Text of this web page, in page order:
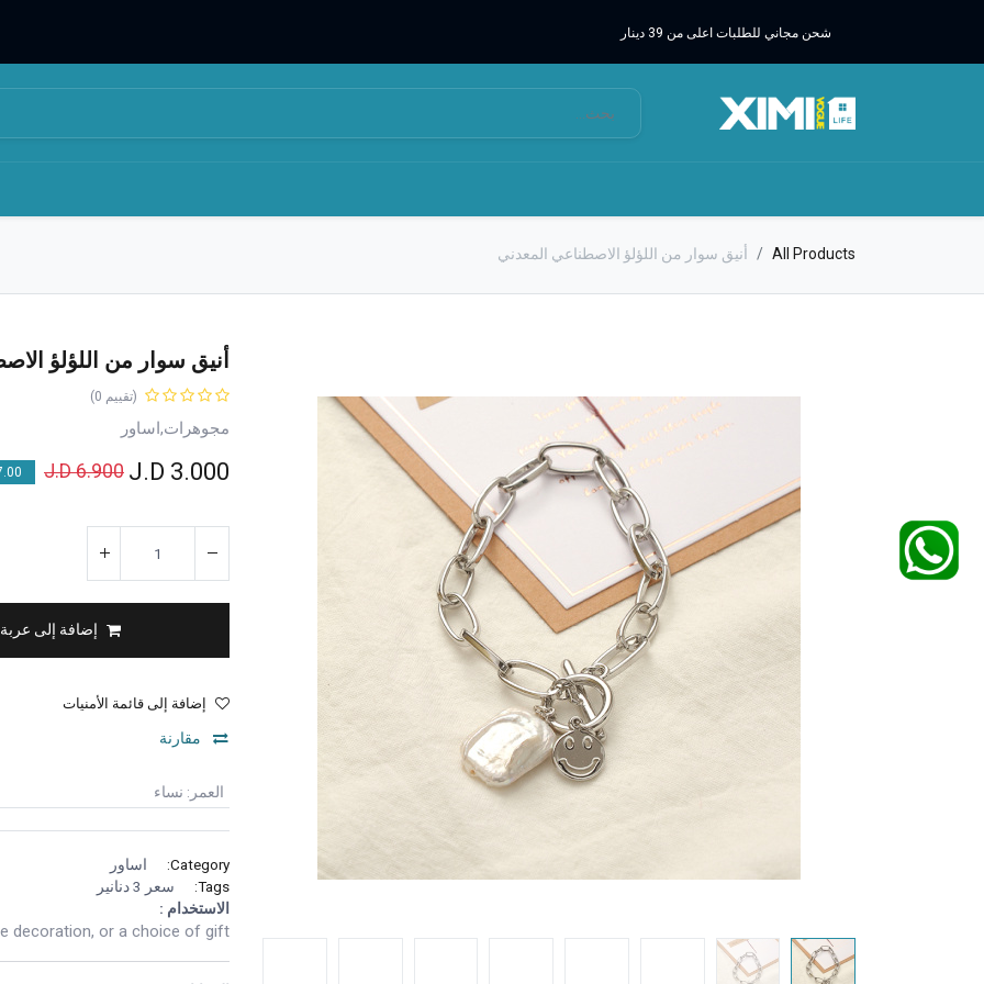
شحن مجاني للطلبات اعلى من 39 دينار
All Products أنيق سوار من اللؤلؤ الاصطناعي المعدني
أنيق سوار من اللؤلؤ
(تقييم 0)
مجوهرات,اساور
3.000
6.900
J.D
% OFF
إضافة إلى
إضافة إلى قائمة الأمنيات
مقارنة
العمر : نساء
Category:
اساور
Tags:
سعر 3 دنانير
الاستخدام :
decoration, or a choice of gift.